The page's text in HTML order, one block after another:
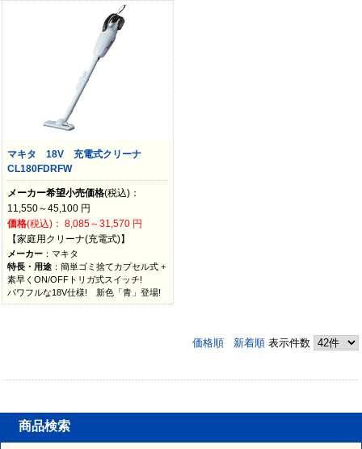
マキタ 18V 充電式クリーナ
CL180FDRFW
メーカー希望小売価格(税込)：
11,550～45,100 円
価格(税込)：8,085～31,570 円
【家庭用クリーナ(充電式)】
メーカー ：マキタ
特長・用途 ：簡単ゴミ捨てカプセル式 +
素早くON/OFFトリガ式スイッチ!
パワフルな18V仕様! 新色「青」登場!
価格順 新着順表示件数
商品検索